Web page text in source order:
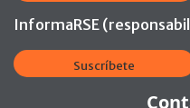
InformaRSE
Suscríbete